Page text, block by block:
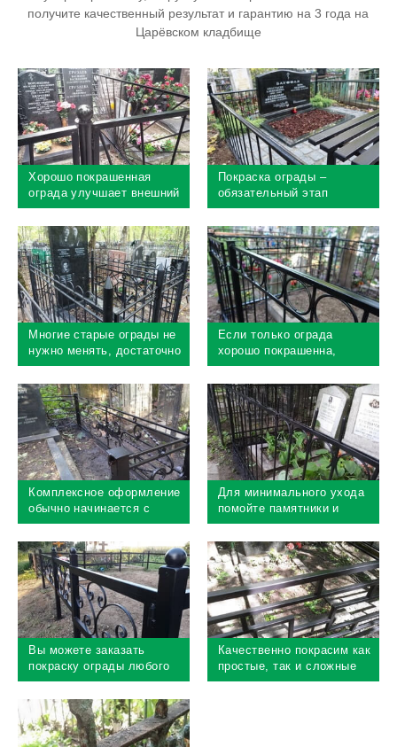
получите качественный результат и гарантию на 3 года на
Царёвском кладбище
Хорошо покрашенная
ограда улучшает внешний
вид могилы
Покраска ограды –
обязательный этап
комплексного
благоустройства
Многие старые ограды не
нужно менять, достаточно
только хорошо
перекрасить
Если только ограда
хорошо покрашенна,
могила выглядит
ухоженной
Комплексное оформление
обычно начинается с
покраски ограды
Для минимального ухода
помойте памятники и
покрасьте ограду
Вы можете заказать
покраску ограды любого
размера
Качественно покрасим как
простые, так и сложные
ограды